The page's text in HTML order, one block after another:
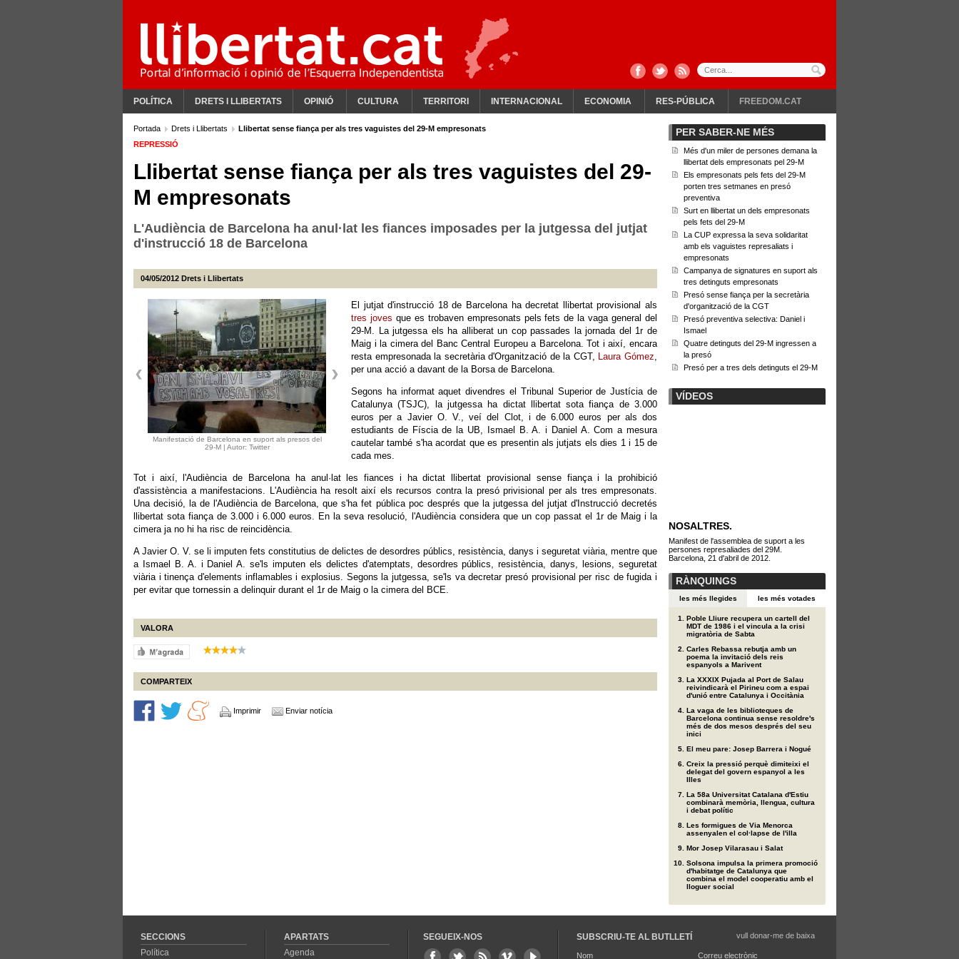
POLÍTICA DRETS I LLIBERTATS OPINIÓ CULTURA TERRITORI INTERNACIONAL ECONOMIA RES-PÚBLICA FREEDOM.CAT
Portada Drets i Llibertats
Llibertat sense fiança per als tres vaguistes del 29-M empresonats
REPRESSIÓ
Llibertat sense fiança per als tres vaguistes del 29-
M empresonats
L'Audiència de Barcelona ha anul·lat les fiances imposades per la jutgessa del jutjat
d'instrucció 18 de Barcelona
04/05/2012 Drets i Llibertats
Manifestació de Barcelona en suport als presos del
29-M | Autor: Twitter
El jutjat d'instrucció 18 de Barcelona ha decretat llibertat provisional als
tres joves que es trobaven empresonats pels fets de la vaga general del
29-M. La jutgessa els ha alliberat un cop passades la jornada del 1r de
Maig i la cimera del Banc Central Europeu a Barcelona. Tot i així, encara
resta empresonada la secretària d'Organització de la CGT, Laura Gómez,
per una acció a davant de la Borsa de Barcelona.
Segons ha informat aquet divendres el Tribunal Superior de Justícia de
Catalunya (TSJC), la jutgessa ha dictat llibertat sota fiança de 3.000
euros per a Javier O. V., veí del Clot, i de 6.000 euros per als dos
estudiants de Físcia de la UB, Ismael B. A. i Daniel A. Com a mesura
cautelar també s'ha acordat que es presentin als jutjats els dies 1 i 15 de
cada mes.
Tot i així, l'Audiència de Barcelona ha anul·lat les fiances i ha dictat llibertat provisional sense fiança i la prohibició
d'assistència a manifestacions. L'Audiència ha resolt així els recursos contra la presó privisional per als tres empresonats.
Una decisió, la de l'Audiència de Barcelona, que s'ha fet pública poc després que la jutgessa del jutjat d'Instrucció decretés
llibertat sota fiança de 3.000 i 6.000 euros. En la seva resolució, l'Audiència considera que un cop passat el 1r de Maig i la
cimera ja no hi ha risc de reincidència.
A Javier O. V. se li imputen fets constitutius de delictes de desordres públics, resistència, danys i seguretat viària, mentre que
a Ismael B. A. i Daniel A. se'ls imputen els delictes d'atemptats, desordres públics, resistència, danys, lesions, seguretat
viària i tinença d'elements inflamables i explosius. Segons la jutgessa, se'ls va decretar presó provisional per risc de fugida i
per evitar que tornessin a delinquir durant el 1r de Maig o la cimera del BCE.
VALORA
COMPARTEIX
Imprimir Enviar notícia
PER SABER-NE MÉS
Més d'un miler de persones demana la
llibertat dels empresonats pel 29-M
Els empresonats pels fets del 29-M
porten tres setmanes en presó
preventiva
Surt en llibertat un dels empresonats
pels fets del 29-M
La CUP expressa la seva solidaritat
amb els vaguistes represaliats i
empresonats
Campanya de signatures en suport als
tres detinguts empresonats
Presó sense fiança per la secretària
d'organització de la CGT
Presó preventiva selectiva: Daniel i
Ismael
Quatre detinguts del 29-M ingressen a
la presó
Presó per a tres dels detinguts el 29-M
VÍDEOS
NOSALTRES.
Manifest de l'assemblea de suport a les
persones represaliades del 29M.
Barcelona, 21 d'abril de 2012.
RÀNQUINGS
les més llegides les més votades
Poble Lliure recupera un cartell del
MDT de 1986 i el vincula a la crisi
migratòria de Sabta
Carles Rebassa rebutja amb un
poema la invitació dels reis
espanyols a Marivent
La XXXIX Pujada al Port de Salau
reivindicarà el Pirineu com a espai
d'unió entre Catalunya i Occitània
La vaga de les biblioteques de
Barcelona continua sense resoldre's
més de dos mesos després del seu
inici
El meu pare: Josep Barrera i Nogué
Creix la pressió perquè dimiteixi el
delegat del govern espanyol a les
Illes
La 58a Universitat Catalana d'Estiu
combinarà memòria, llengua, cultura
i debat polític
Les formigues de Via Menorca
assenyalen el col·lapse de l'illa
Mor Josep Vilarasau i Salat
Solsona impulsa la primera promoció
d'habitatge de Catalunya que
combina el model cooperatiu amb el
lloguer social
SECCIONS
Política
APARTATS
Agenda
SEGUEIX-NOS SUBSCRIU-TE AL BUTLLETÍ
Nom Correu electrònic
vull donar-me de baixa